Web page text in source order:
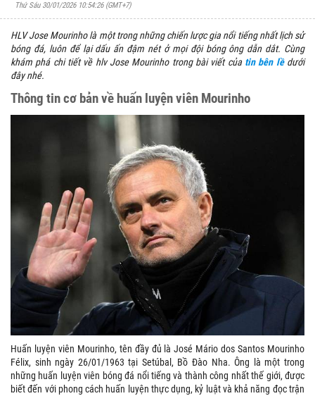
Thứ Sáu 30/01/2026 10:54:26(GMT+7)
HLV Jose Mourinho là một trong những chiến lược gia nổi tiếng nhất lịch sử
bóng đá, luôn để lại dấu ấn đậm nét ở mọi đội bóng ông dẫn dắt. Cùng
khám phá chi tiết về hlv Jose Mourinho trong bài viết của tin bên lềdưới
đây nhé.
Thông tin cơ bản về huấn luyện viên Mourinho
Huấn luyện viên Mourinho, tên đầy đủ là José Mário dos Santos Mourinho
Félix, sinh ngày 26/01/1963 tại Setúbal, Bồ Đào Nha. Ông là một trong
những huấn luyện viên bóng đá nổi tiếng và thành công nhất thế giới, được
biết đến với phong cách huấn luyện thực dụng, kỷ luật và khả năng đọc trận